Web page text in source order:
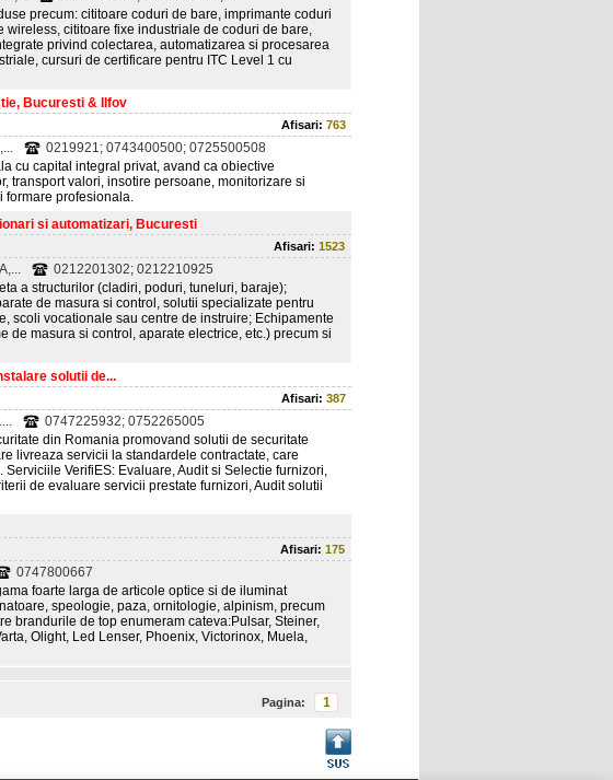
precum: cititoare coduri de bare, imprimante coduri
cititoare fixe industriale de coduri de bare,
privind colectarea, automatizarea si procesarea
cursuri de certificare pentru ITC Level 1 cu
Bucuresti & Ilfov
Afisari: 763
0219921; 0743400500; 0725500508
cu capital integral privat, avand ca obiective
transport valori, insotire persoane, monitorizare si
formare profesionala.
si automatizari, Bucuresti
Afisari: 1523
0212201302; 0212210925
a structurilor (cladiri, poduri, tuneluri, baraje);
de masura si control, solutii specializate pentru
scoli vocationale sau centre de instruire; Echipamente
de masura si control, aparate electrice, etc.) precum si
solutii de...
Afisari: 387
0747225932; 0752265005
din Romania promovand solutii de securitate
livreaza servicii la standardele contractate, care
VerifiES: Evaluare, Audit si Selectie furnizori,
de evaluare servicii prestate furnizori, Audit solutii
Afisari: 175
0747800667
foarte larga de articole optice si de iluminat
speologie, paza, ornitologie, alpinism, precum
brandurile de top enumeram cateva:Pulsar, Steiner,
Olight, Led Lenser, Phoenix, Victorinox, Muela,
Pagina: 1